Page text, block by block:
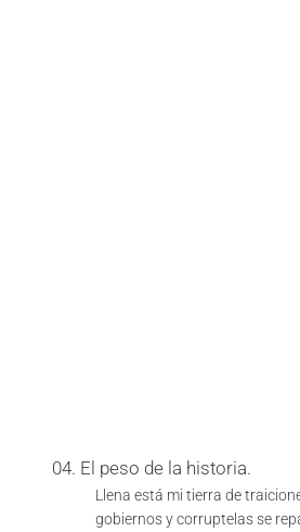
04. El peso de la historia.
Llena está mi tierra de
gobiernos y corruptelas se